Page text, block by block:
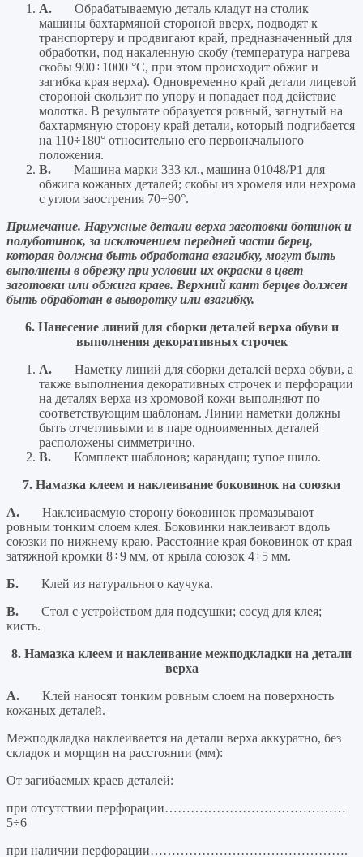
A. Обрабатываемую деталь кладут на столик
машины бахтармяной стороной вверх, подводят к
транспортеру и продвигают край, предназначенный для
обработки, под накаленную скобу (температура нагрева
скобы 900÷1000 °С, при этом происходит обжиг и
загибка края верха). Одновременно край детали лицевой
стороной скользит по упору и попадает под действие
молотка. В результате образуется ровный, загнутый на
бахтармяную сторону край детали, который подгибается
на 110÷180° относительно его первоначального
положения.
B. Машина марки 333 кл., машина 01048/P1 для
обжига кожаных деталей; скобы из хромеля или нехрома
с углом заострения 70÷90°.
Примечание. Наружные детали верха заготовки ботинок и
полуботинок, за исключением передней части берец,
которая должна быть обработана взагибку, могут быть
выполнены в обрезку при условии их окраски в цвет
заготовки или обжига краев. Верхний кант берцев должен
быть обработан в выворотку или взагибку.
6. Нанесение линий для сборки деталей верха обуви и
выполнения декоративных строчек
A. Наметку линий для сборки деталей верха обуви, а
также выполнения декоративных строчек и перфорации
на деталях верха из хромовой кожи выполняют по
соответствующим шаблонам. Линии наметки должны
быть отчетливыми и в паре одноименных деталей
расположены симметрично.
B. Комплект шаблонов; карандаш; тупое шило.
7. Намазка клеем и наклеивание боковинок на союзки
А. Наклеиваемую сторону боковинок промазывают
ровным тонким слоем клея. Боковинки наклеивают вдоль
союзки по нижнему краю. Расстояние края боковинок от края
затяжной кромки 8÷9 мм, от крыла союзок 4÷5 мм.
Б. Клей из натурального каучука.
В. Стол с устройством для подсушки; сосуд для клея;
кисть.
8. Намазка клеем и наклеивание межподкладки на детали
верха
А. Клей наносят тонким ровным слоем на поверхность
кожаных деталей.
Межподкладка наклеивается на детали верха аккуратно, без
складок и морщин на расстоянии (мм):
От загибаемых краев деталей:
при отсутствии перфорации……………………………………
5÷6
при наличии перфорации……………………………………….